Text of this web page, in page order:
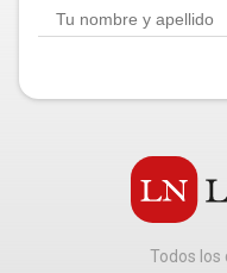
Todos los